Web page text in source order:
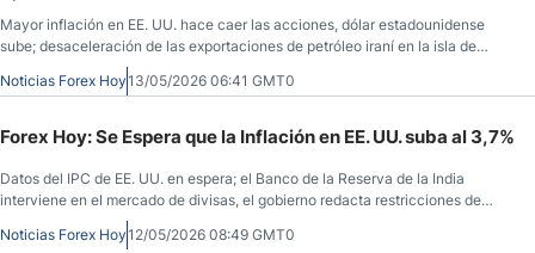
Mayor inflación en EE. UU. hace caer las acciones, dólar estadounidense
sube; desaceleración de las exportaciones de petróleo iraní en la isla de
Kharg Tomado nota, Trump considera reanudar los ataques; el trigo alcanza
un máximo a largo plazo; Trump pide a Xi que «abra» China.
Noticias Forex Hoy13/05/2026 06:41 GMT0
Forex Hoy: Se Espera que la Inflación en EE. UU. suba al 3,7%
Datos del IPC de EE. UU. en espera; el Banco de la Reserva de la India
interviene en el mercado de divisas, el gobierno redacta restricciones de
importación de emergencia/aumentos de precios; el Ministerio de Finanzas
de Japón impulsa el yen advirtiendo sobre la intervención; índices de renta
Noticias Forex Hoy12/05/2026 08:49 GMT0